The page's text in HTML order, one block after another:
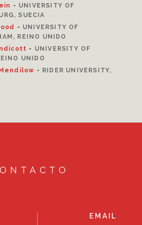
- UNIVERSITY OF
SUECIA
- UNIVERSITY OF
REINO UNIDO
- UNIVERSITY OF
UNIDO
- RIDER UNIVERSITY,
EMAIL